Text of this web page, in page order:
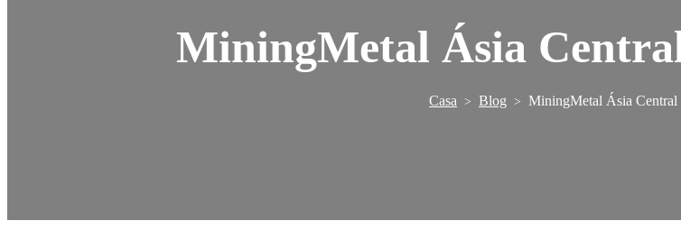
MiningMetal Ásia
Casa > Blog > MiningMetal Ásia Central